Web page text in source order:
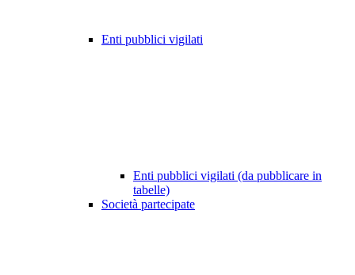
Enti pubblici vigilati
Enti pubblici vigilati (da pubblicare in
tabelle)
Società partecipate